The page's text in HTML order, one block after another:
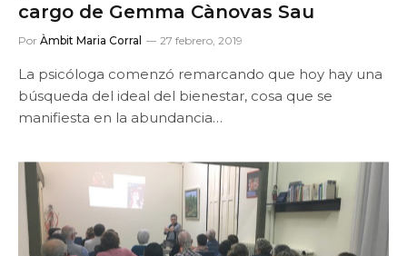
cargo de Gemma Cànovas Sau
Por Àmbit Maria Corral 27 febrero, 2019
La psicóloga comenzó remarcando que hoy hay una
búsqueda del ideal del bienestar, cosa que se
manifiesta en la abundancia…